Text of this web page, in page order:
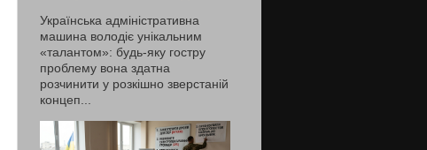
Українська адміністративна
машина володіє унікальним
«талантом»: будь-яку гостру
проблему вона здатна
розчинити у розкішно зверстаній
концеп...